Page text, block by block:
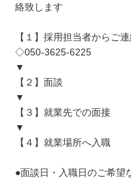
絡致します
【１】採用担当者からご
◇050-3625-6225
▼
【２】面談
▼
【３】就業先での面接
▼
【４】就業場所へ入職
●面談日・入職日のご希望